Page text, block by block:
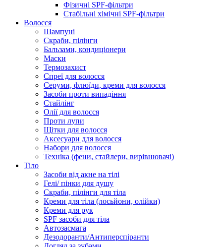
Фізичні SPF-фільтри
Стабільні хімічні SPF-фільтри
Волосся
Шампуні
Скраби, пілінги
Бальзами, кондиціонери
Маски
Термозахист
Спреї для волосся
Серуми, флюїди, креми для волосся
Засоби проти випадіння
Стайлінг
Олії для волосся
Проти лупи
Щітки для волосся
Аксесуари для волосся
Набори для волосся
Техніка (фени, стайлери, вирівнювачі)
Тіло
Засоби від акне на тілі
Гелі/ пінки для душу
Скраби, пілінги для тіла
Креми для тіла (лосьйони, олійки)
Креми для рук
SPF засоби для тіла
Автозасмага
Дезодоранти/Антиперспіранти